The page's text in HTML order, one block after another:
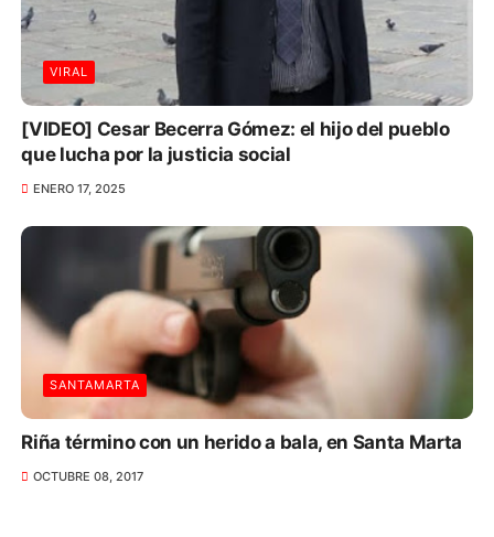
VIRAL
[VIDEO] Cesar Becerra Gómez: el hijo del pueblo
que lucha por la justicia social
ENERO 17, 2025
SANTAMARTA
Riña término con un herido a bala, en Santa Marta
OCTUBRE 08, 2017